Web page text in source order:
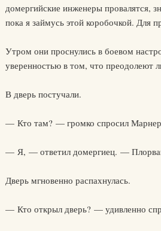
домергийские инженеры провалятся,
пока я займусь этой коробочкой. Для
Утром они проснулись в боевом
уверенностью в том, что преодолеют
В дверь постучали.
— Кто там? — громко спросил
— Я, — ответил домергиец. —
Дверь мгновенно распахнулась.
— Кто открыл дверь? — удивленно